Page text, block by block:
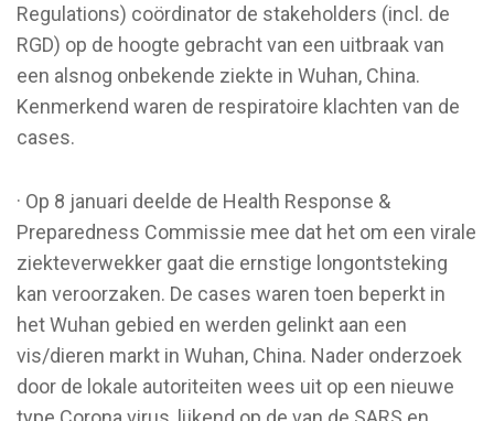
Regulations) coördinator de stakeholders (incl. de
RGD) op de hoogte gebracht van een uitbraak van
een alsnog onbekende ziekte in Wuhan, China.
Kenmerkend waren de respiratoire klachten van de
cases.
· Op 8 januari deelde de Health Response &
Preparedness Commissie mee dat het om een virale
ziekteverwekker gaat die ernstige longontsteking
kan veroorzaken. De cases waren toen beperkt in
het Wuhan gebied en werden gelinkt aan een
vis/dieren markt in Wuhan, China. Nader onderzoek
door de lokale autoriteiten wees uit op een nieuwe